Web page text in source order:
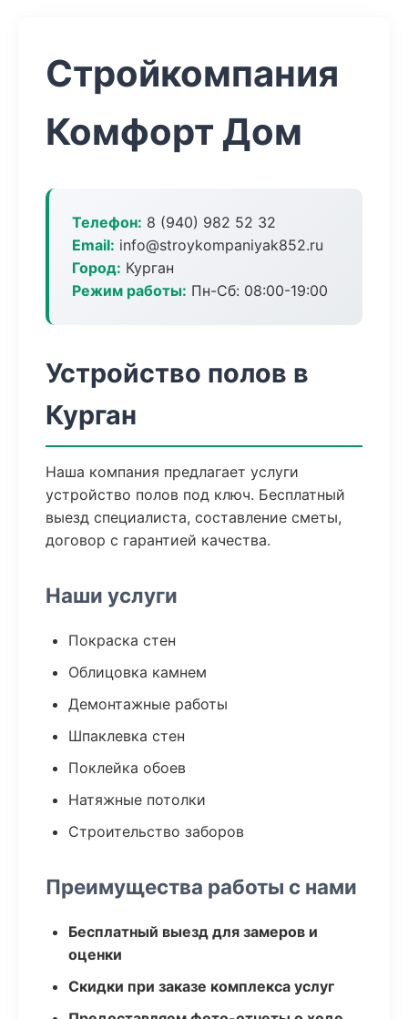
Стройкомпания
Комфорт Дом
Телефон: 8 (940) 982 52 32
Email: info@stroykompaniyak852.ru
Город: Курган
Режим работы: Пн-Сб: 08:00-19:00
Устройство полов в
Курган
Наша компания предлагает услуги
устройство полов под ключ. Бесплатный
выезд специалиста, составление сметы,
договор с гарантией качества.
Наши услуги
Покраска стен
Облицовка камнем
Демонтажные работы
Шпаклевка стен
Поклейка обоев
Натяжные потолки
Строительство заборов
Преимущества работы с нами
Бесплатный выезд для замеров и
оценки
Скидки при заказе комплекса услуг